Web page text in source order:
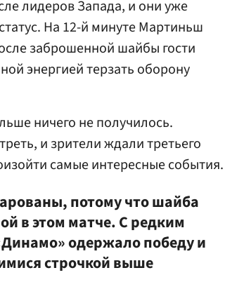
лидеров Запада, и они уже
На 12-й минуте Мартиньш
заброшенной шайбы гости
энергией терзать оборону
ничего не получилось.
и зрители ждали третьего
самые интересные события.
потому что шайба
в этом матче. С редким
одержало победу и
строчкой выше